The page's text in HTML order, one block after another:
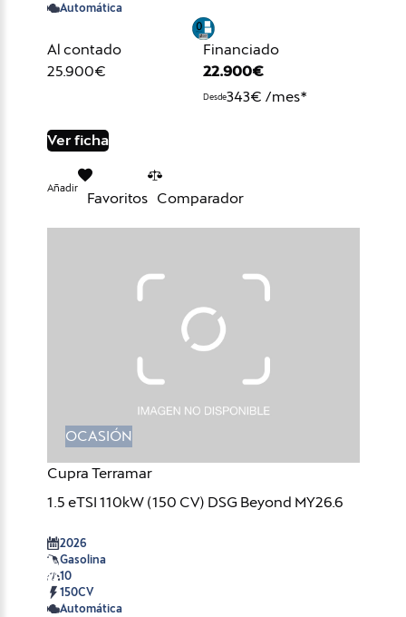
Automática
Al contado
25.900€
Financiado
22.900€
Desde343€ /mes*
Ver ficha
Añadir
Favoritos Comparador
OCASIÓN
Cupra Terramar
1.5 eTSI 110kW (150 CV) DSG Beyond MY26.6
2026
Gasolina
10
150CV
Automática